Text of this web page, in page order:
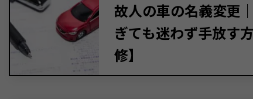
故人の車の名義変更
ぎても迷わず手放す
修】